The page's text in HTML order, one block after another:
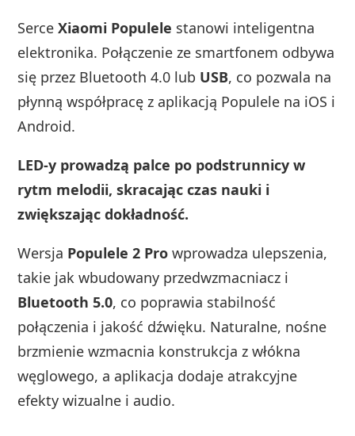
SerceXiaomi Populele stanowi inteligentna
elektronika. Połączenie ze smartfonem odbywa
się przez Bluetooth 4.0 lub USB, co pozwala na
płynną współpracę z aplikacją Populele na iOS i
Android.
LED-y prowadzą palce po podstrunnicy w
rytm melodii, skracając czas nauki i
zwiększając dokładność.
Wersja Populele 2 Pro wprowadza ulepszenia,
takie jak wbudowany przedwzmacniacz i
Bluetooth 5.0, co poprawia stabilność
połączenia i jakość dźwięku. Naturalne, nośne
brzmienie wzmacnia konstrukcja z włókna
węglowego, a aplikacja dodaje atrakcyjne
efekty wizualne i audio.